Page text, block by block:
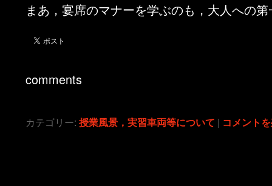
まあ，宴席のマナーを学ぶのも，大人への
comments
カテゴリー: 授業風景，実習車両等について | コメント